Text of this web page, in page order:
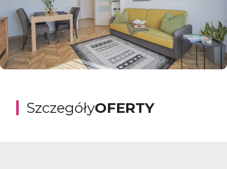
SzczegółyOFERTY